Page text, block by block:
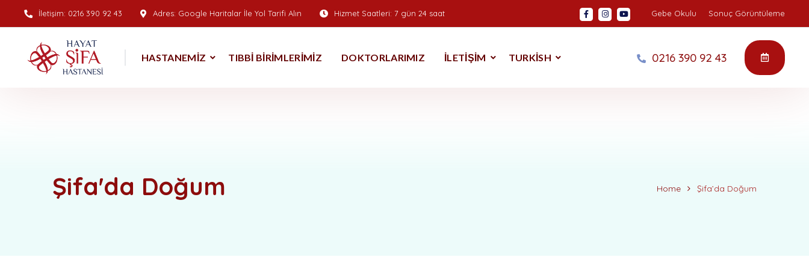
İletişim: 0216 390 92 43 Adres: Google Haritalar İle Yol Tarifi Alın Hizmet Saatleri: 7 gün 24 saat Gebe Okulu Sonuç Görüntüleme
HASTANEMIZ TIBBI BIRIMLERIMIZ DOKTORLARIMIZ İLETIŞIM TURKISH 0216 390 92 43
Şifa'da Doğum Home Şifa’da Doğum